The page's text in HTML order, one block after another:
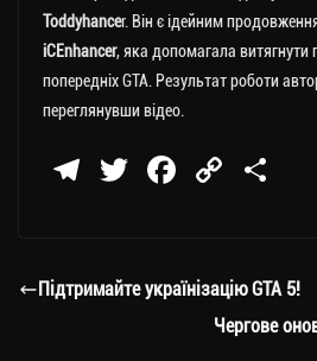
Toddyhancer. Він є ідейним
iCEnhancer, яка допомагала
попередніх GTA. Результат роботи
переглянувши відео.
Te
a
T
er
Fa
ok
C
Li
nk
ли
ти
Підтримайте українізацію GTA 5!
Чергове